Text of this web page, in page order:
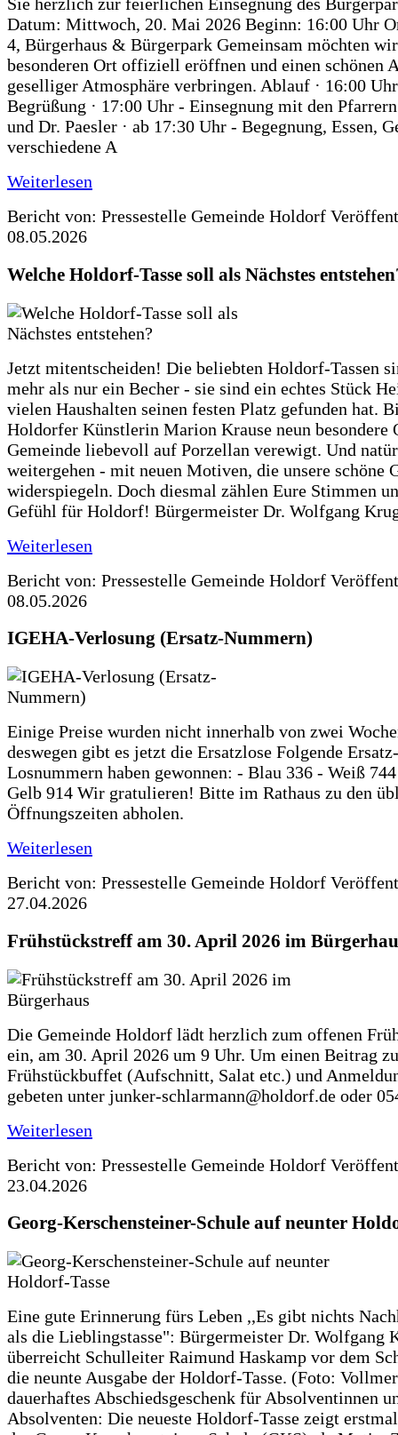
Datum: Mittwoch, 20. Mai 2026 Beginn: 16:00 Uhr
4, Bürgerhaus & Bürgerpark Gemeinsam möchten
besonderen Ort offiziell eröffnen und einen schönen
geselliger Atmosphäre verbringen. Ablauf · 16:00
Begrüßung · 17:00 Uhr - Einsegnung mit den
und Dr. Paesler · ab 17:30 Uhr - Begegnung, Essen,
verschiedene A
Weiterlesen
Bericht von: Pressestelle Gemeinde Holdorf
08.05.2026
Welche Holdorf-Tasse soll als Nächstes
Jetzt mitentscheiden! Die beliebten Holdorf-Tassen
mehr als nur ein Becher - sie sind ein echtes Stück
vielen Haushalten seinen festen Platz gefunden hat.
Holdorfer Künstlerin Marion Krause neun besondere
Gemeinde liebevoll auf Porzellan verewigt. Und
weitergehen - mit neuen Motiven, die unsere schöne
widerspiegeln. Doch diesmal zählen Eure Stimmen
Gefühl für Holdorf! Bürgermeister Dr. Wolfgang
Weiterlesen
Bericht von: Pressestelle Gemeinde Holdorf
08.05.2026
IGEHA-Verlosung (Ersatz-Nummern)
Einige Preise wurden nicht innerhalb von zwei
deswegen gibt es jetzt die Ersatzlose Folgende Ersatz-
Losnummern haben gewonnen: - Blau 336 - Weiß
Gelb 914 Wir gratulieren! Bitte im Rathaus zu den
Öffnungszeiten abholen.
Weiterlesen
Bericht von: Pressestelle Gemeinde Holdorf
27.04.2026
Frühstückstreff am 30. April 2026 im
Die Gemeinde Holdorf lädt herzlich zum offenen
ein, am 30. April 2026 um 9 Uhr. Um einen Beitrag
Frühstückbuffet (Aufschnitt, Salat etc.) und
gebeten unter junker-schlarmann@holdorf.de oder
Weiterlesen
Bericht von: Pressestelle Gemeinde Holdorf
23.04.2026
Georg-Kerschensteiner-Schule auf neunter
Eine gute Erinnerung fürs Leben ,,Es gibt nichts
als die Lieblingstasse": Bürgermeister Dr. Wolfgang
überreicht Schulleiter Raimund Haskamp vor dem
die neunte Ausgabe der Holdorf-Tasse. (Foto:
dauerhaftes Abschiedsgeschenk für Absolventinnen
Absolventen: Die neueste Holdorf-Tasse zeigt